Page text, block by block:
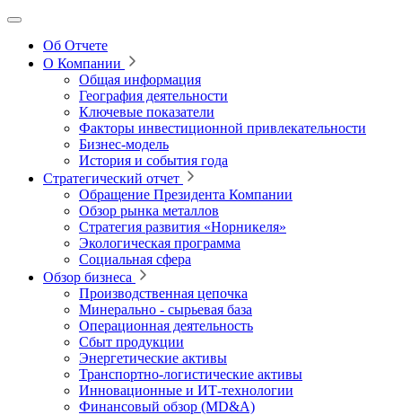
Об Отчете
О Компании
Общая информация
География деятельности
Ключевые показатели
Факторы инвестиционной привлекательности
Бизнес-модель
История и события года
Стратегический отчет
Обращение Президента Компании
Обзор рынка металлов
Стратегия развития «Норникеля»
Экологическая программа
Социальная сфера
Обзор бизнеса
Производственная цепочка
Минерально ‑ сырьевая база
Операционная деятельность
Сбыт продукции
Энергетические активы
Транспортно-логистические активы
Инновационные и ИТ‑технологии
Финансовый обзор (MD&A)